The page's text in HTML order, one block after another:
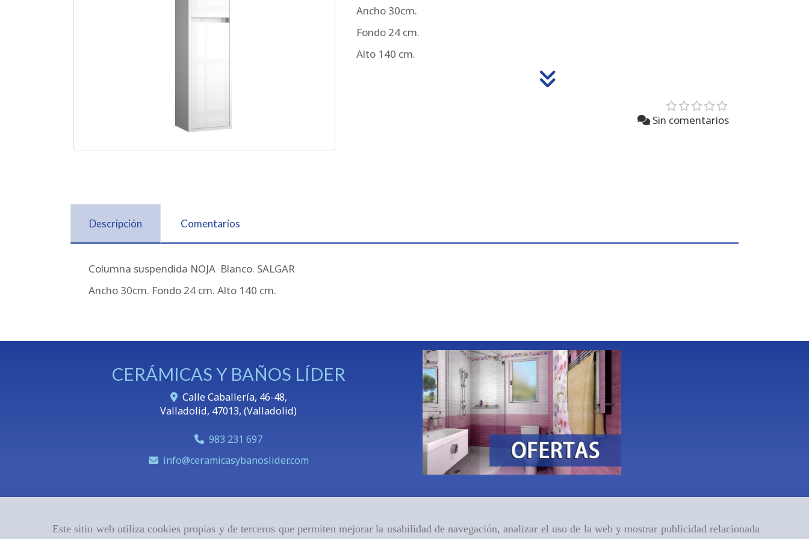
Este sitio web utiliza cookies propias y de terceros que permiten mejorar la usabilidad de navegación, analizar el uso de la web y mostrar publicidad relacionada
Ancho 30cm.
Fondo 24 cm.
Alto 140 cm.
Sin comentarios
Descripción Comentarios
Columna suspendida NOJA Blanco. SALGAR
Ancho 30cm. Fondo 24 cm. Alto 140 cm.
CERÁMICAS Y BAÑOS LÍDER
Calle Caballería, 46-48,
Valladolid, 47013, (Valladolid)
983 231 697
info
ceramicasybanoslider.com